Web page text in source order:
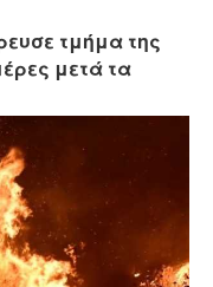
τμήμα της
μετά τα